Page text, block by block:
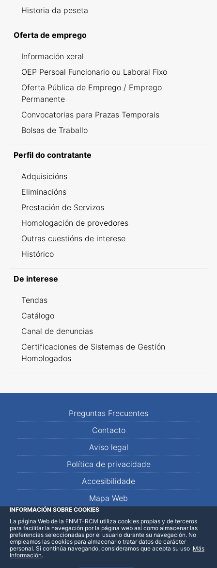
Historia da peseta
Oferta de emprego
Información xeral
OEP Persoal Funcionario ou Laboral Fixo
Oferta Pública de Emprego / Emprego
Permanente
Convocatorias para Prazas Temporais
Bolsas de Traballo
Perfil do contratante
Adquisicións
Eliminacións
Prestación de Servizos
Homologación de provedores
Outras cuestións de interese
Histórico
De interese
Tendas
Catálogo
Canal de denuncias
Certificaciones de Sistemas de Gestión
Homologados
Preguntas Frecuentes
Contacto
Aviso legal
Política de privacidade
Accesibilidade
Mapa Web
LinkedInFacebookWhatsApp
INFORMACIÓN SOBRE COOKIES
La página Web de la FNMT-RCM utiliza cookies propias y de terceros
para facilitar la navegación por la página web así como almacenar las
preferencias seleccionadas por el usuario durante su navegación. No
empleamos las cookies para almacenar o tratar datos de carácter
personal. Si continúa navegando, consideramos que acepta su uso .Más
Información.